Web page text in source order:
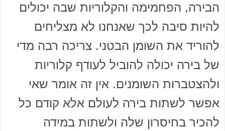
הבירה, הפחמימה והקלוריות שבה יכולים
להיות סיבה לכך שאנחנו לא מצליחים
להוריד את השומן הבטני. צריכה רבה מדי
של בירה יכולה להוביל לעודף קלוריות
ולהצטברות השומנים. אין זה אומר שאי
אפשר לשתות בירה לעולם אלא קודם כל
להכיר בחיסרון שלה ולשתות במידה